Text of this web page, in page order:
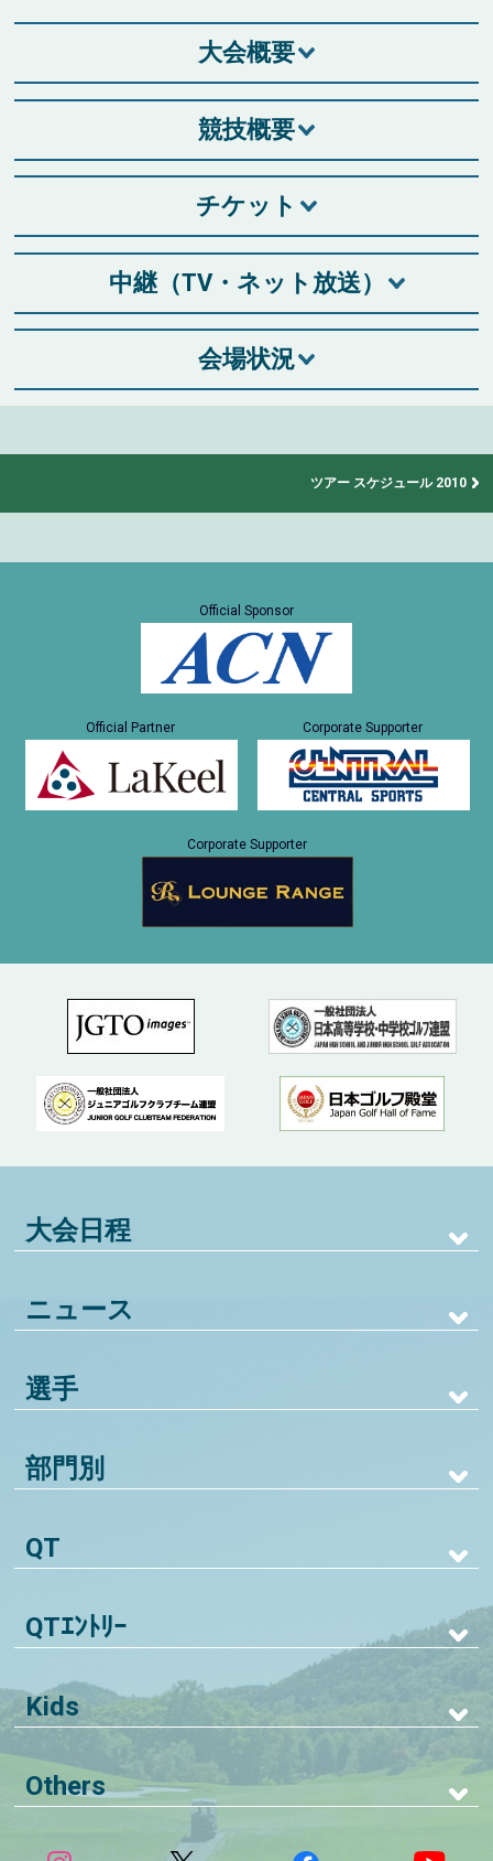
大会概要
競技概要
チケット
中継（TV・ネット放送）
会場状況
ツアー スケジュール 2010
Official Sponsor
Official Partner Corporate Supporter
Corporate Supporter
大会日程
ニュース
選手
部門別
QT
QTｴﾝﾄﾘｰ
Kids
Others